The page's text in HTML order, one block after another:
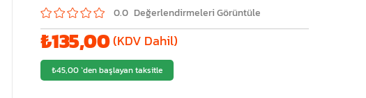
0.0
₺135,00(KDV Dahil)
₺45,00`den başlayan taksitle